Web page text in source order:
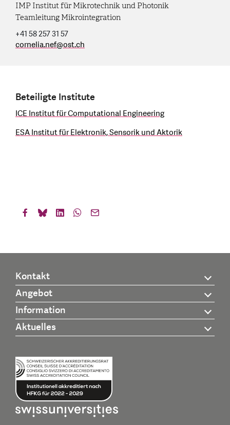
IMP Institut für Mikrotechnik und Photonik
Teamleitung Mikrointegration
+41 58 257 31 57
cornelia.nef@ost.ch
Beteiligte Institute
ICE Institut für Computational Engineering
ESA Institut für Elektronik, Sensorik und Aktorik
Kontakt
Angebot
Information
Aktuelles